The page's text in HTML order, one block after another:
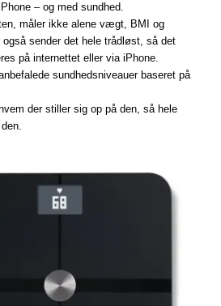
– og med sundhed.
måler ikke alene vægt, BMI og
sender det hele trådløst, så det
på internettet eller via iPhone.
sundhedsniveauer baseret på
der stiller sig op på den, så hele